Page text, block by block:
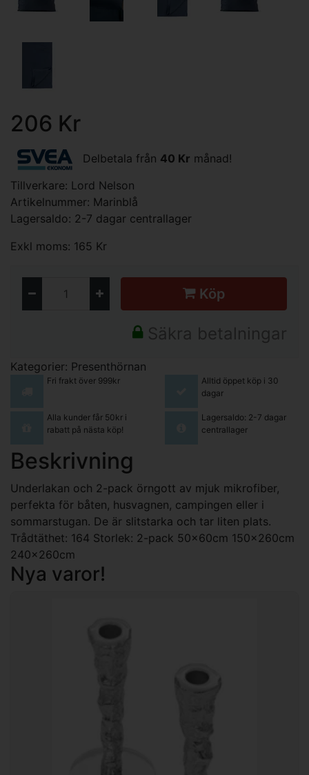
206 Kr
Delbetala från 40 Kr månad!
Tillverkare: Lord Nelson
Artikelnummer: Marinblå
Lagersaldo: 2-7 dagar centrallager
Exkl moms: 165 Kr
Köp
Säkra betalningar
Kategorier: Presenthörnan
Fri frakt över 999kr
Alltid öppet köp i 30
dagar
Alla kunder får 50kr i
rabatt på nästa köp!
Lagersaldo: 2-7 dagar
centrallager
Beskrivning
Underlakan och 2-pack örngott av mjuk mikrofiber,
perfekta för båten, husvagnen, campingen eller i
sommarstugan. De är slitstarka och tar liten plats.
Trådtäthet: 164 Storlek: 2-pack 50x60cm 150x260cm
240x260cm
Nya varor!